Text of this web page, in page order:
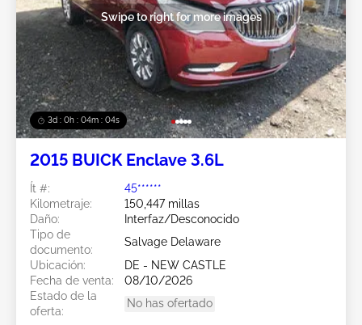
3d : 0h : 04m : 02s
Swipe to right for more images
2015 BUICK Enclave 3.6L
Ít #:
45******
Kilometraje:
150,447 millas
Daño:
Interfaz/Desconocido
Tipo de
documento:
Salvage Delaware
Ubicación:
DE - NEW CASTLE
Fecha de venta:
08/10/2026
Estado de la
oferta:
No has ofertado